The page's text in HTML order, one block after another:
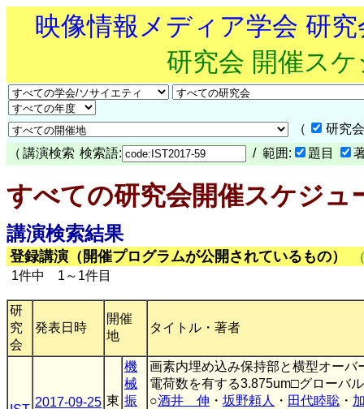
映像情報メディア学会 研
研究会 開催ス
（
研究
（ 講演検索 検索語: / 範囲: 題目
すべての研究会開催スケジュ
講演検索結果
登録講演（開催プログラムが公開されているもの）
1件中 1～1件目
研
究
会
発表日時
開催
地
タイトル・著者
2017-09-25 東
機
械
振
画素内埋め込み保持部と横型オー
電荷数を有する3.875um□グローバ
○酒井 伸 ・ 坂野頼人 ・ 田代睦聡 ・